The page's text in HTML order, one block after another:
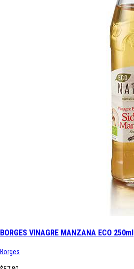
BORGES VINAGRE MANZANA ECO 250ml
Borges